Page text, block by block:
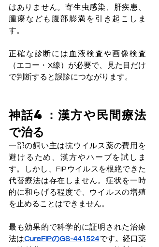
はありません。寄生虫感染、肝疾患、
腫瘍なども腹部膨満を引き起こしま
す。
正確な診断には血液検査や画像検査
（エコー・X線）が必要で、見た目だけ
で判断すると誤診につながります。
神話4：漢方や民間療法
で治る
一部の飼い主は抗ウイルス薬の費用を
避けるため、漢方やハーブを試しま
す。しかし、FIPウイルスを根絶できた
代替療法は存在しません。症状を一時
的に和らげる程度で、ウイルスの増殖
を止めることはできません。
最も効果的で科学的に証明された治療
法はCureFIPのGS-441524です。経口薬